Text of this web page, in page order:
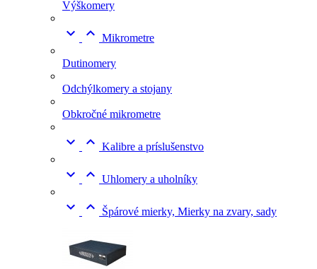
Výškomery
  Mikrometre
Dutinomery
Odchýlkomery a stojany
Obkročné mikrometre
  Kalibre a príslušenstvo
  Uhlomery a uholníky
  Špárové mierky, Mierky na zvary, sady